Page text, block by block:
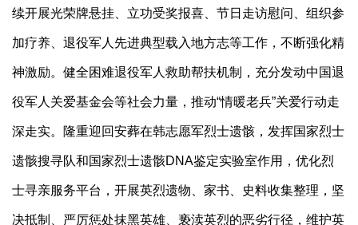
续开展光荣牌悬挂、立功受奖报喜、节日走访慰问、组织参
加疗养、退役军人先进典型载入地方志等工作，不断强化精
神激励。健全困难退役军人救助帮扶机制，充分发动中国退
役军人关爱基金会等社会力量，推动“情暖老兵”关爱行动走
深走实。隆重迎回安葬在韩志愿军烈士遗骸，发挥国家烈士
遗骸搜寻队和国家烈士遗骸DNA鉴定实验室作用，优化烈
士寻亲服务平台，开展英烈遗物、家书、史料收集整理，坚
决抵制、严厉惩处抹黑英雄、亵渎英烈的恶劣行径，维护英